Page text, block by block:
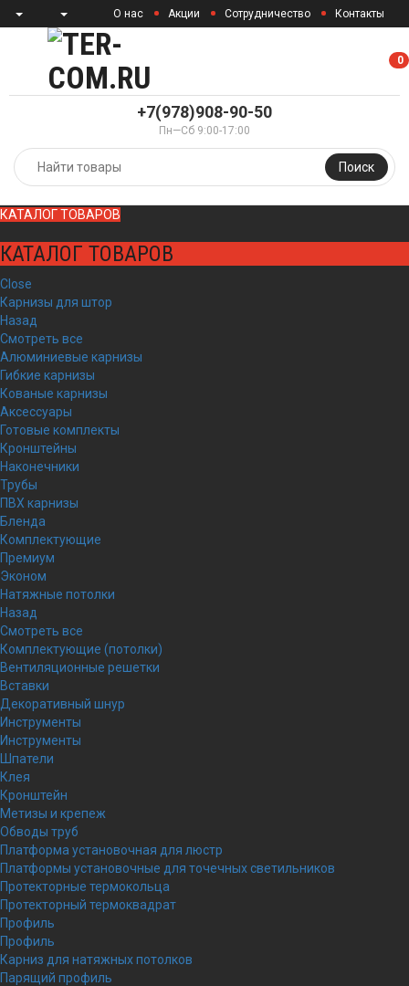
О нас Акции Сотрудничество Контакты
+7(978)908-90-50
Пн—Сб 9:00-17:00
Поиск
00
КАТАЛОГ ТОВАРОВ
КАТАЛОГ ТОВАРОВ
Close
Карнизы для штор
Назад
Смотреть все
Алюминиевые карнизы
Гибкие карнизы
Кованые карнизы
Аксессуары
Готовые комплекты
Кронштейны
Наконечники
Трубы
ПВХ карнизы
Бленда
Комплектующие
Премиум
Эконом
Натяжные потолки
Назад
Смотреть все
Комплектующие (потолки)
Вентиляционные решетки
Вставки
Декоративный шнур
Инструменты
Инструменты
Шпатели
Клея
Кронштейн
Метизы и крепеж
Обводы труб
Платформа установочная для люстр
Платформы установочные для точечных светильников
Протекторные термокольца
Протекторный термоквадрат
Профиль
Профиль
Карниз для натяжных потолков
Парящий профиль